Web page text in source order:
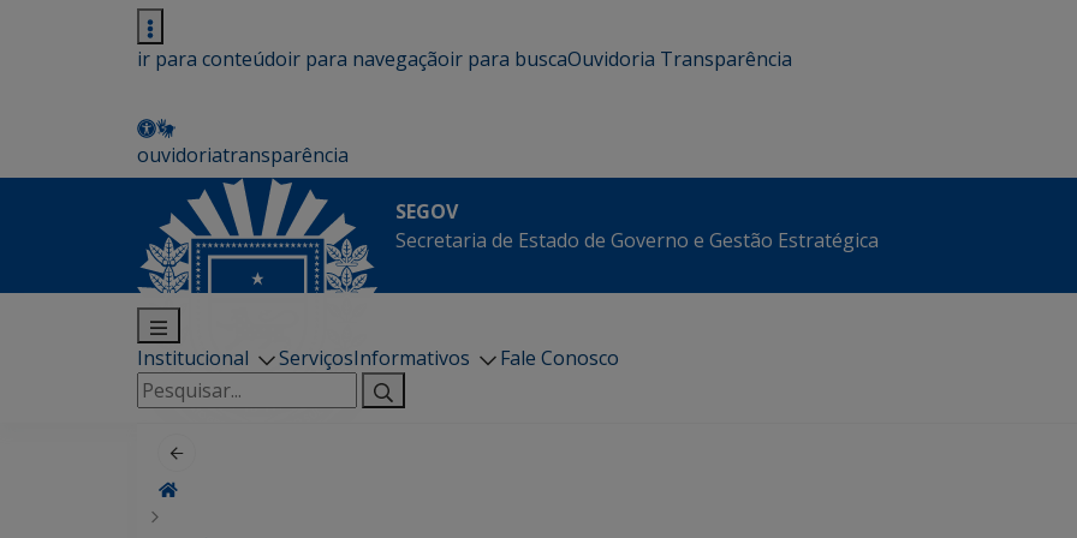
ir para conteúdoir para navegaçãoir para buscaOuvidoria Transparência
ouvidoriatransparência
SEGOV
Secretaria de Estado de Governo e Gestão Estratégica
Institucional ServiçosInformativos
Fale Conosco
Pesquisar
por: